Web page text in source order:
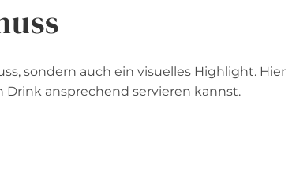
sondern auch ein visuelles Highlight. Hier
ansprechend servieren kannst.